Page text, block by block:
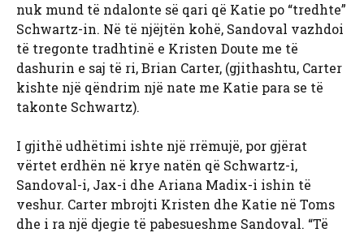
nuk mund të ndalonte së qari që Katie po “tredhte”
Schwartz-in. Në të njëjtën kohë, Sandoval vazhdoi
të tregonte tradhtinë e Kristen Doute me të
dashurin e saj të ri, Brian Carter, (gjithashtu, Carter
kishte një qëndrim një nate me Katie para se të
takonte Schwartz).
I gjithë udhëtimi ishte një rrëmujë, por gjërat
vërtet erdhën në krye natën që Schwartz-i,
Sandoval-i, Jax-i dhe Ariana Madix-i ishin të
veshur. Carter mbrojti Kristen dhe Katie në Toms
dhe i ra një djegie të pabesueshme Sandoval. “Të